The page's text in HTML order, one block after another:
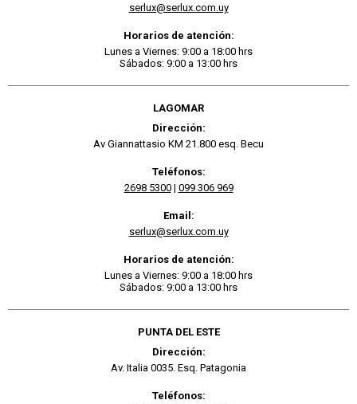
serlux@serlux.com.uy
Horarios de atención:
Lunes a Viernes: 9:00 a 18:00 hrs
Sábados: 9:00 a 13:00 hrs
LAGOMAR
Dirección:
Av Giannattasio KM 21.800 esq. Becu
Teléfonos:
2698 5300| 099 306 969
Email:
serlux@serlux.com.uy
Horarios de atención:
Lunes a Viernes: 9:00 a 18:00 hrs
Sábados: 9:00 a 13:00 hrs
PUNTA DEL ESTE
Dirección:
Av. Italia 0035. Esq. Patagonia
Teléfonos: